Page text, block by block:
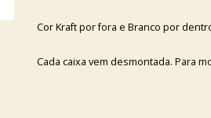
Cor Kraft por fora e Branco por
Cada caixa vem desmontada. Para